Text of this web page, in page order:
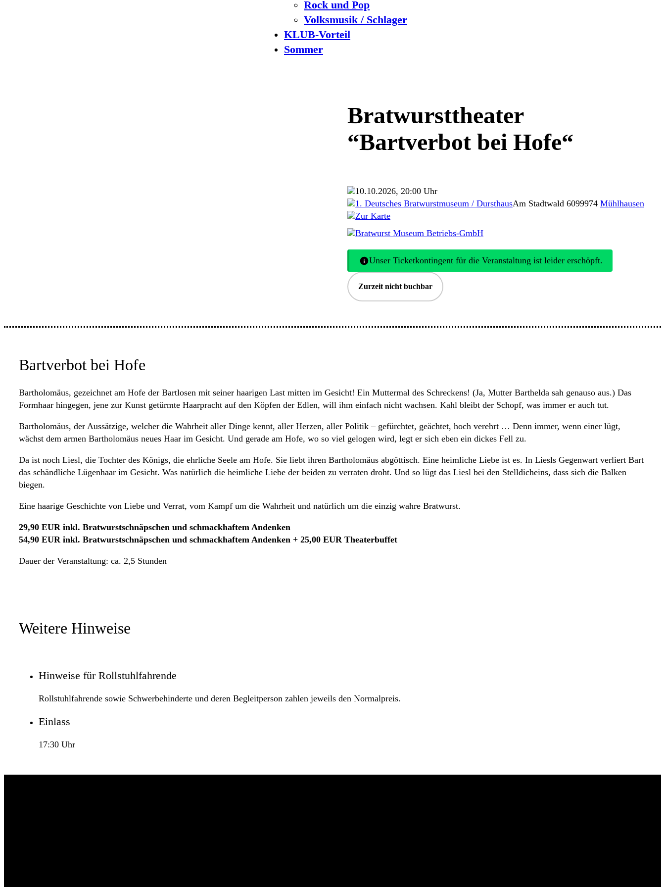
Rock und Pop
Volksmusik / Schlager
KLUB-Vorteil
Sommer
Bratwursttheater
“Bartverbot bei Hofe“
10.10.2026, 20:00 Uhr
1. Deutsches Bratwurstmuseum / DursthausAm Stadtwald 6099974 Mühlhausen
Zur Karte
Bratwurst Museum Betriebs-GmbH
Unser Ticketkontingent für die Veranstaltung ist leider erschöpft.
Zurzeit nicht buchbar
Bartverbot bei Hofe
Bartholomäus, gezeichnet am Hofe der Bartlosen mit seiner haarigen Last mitten im Gesicht! Ein Muttermal des Schreckens! (Ja, Mutter Barthelda sah genauso aus.) Das
Formhaar hingegen, jene zur Kunst getürmte Haarpracht auf den Köpfen der Edlen, will ihm einfach nicht wachsen. Kahl bleibt der Schopf, was immer er auch tut.
Bartholomäus, der Aussätzige, welcher die Wahrheit aller Dinge kennt, aller Herzen, aller Politik – gefürchtet, geächtet, hoch verehrt … Denn immer, wenn einer lügt,
wächst dem armen Bartholomäus neues Haar im Gesicht. Und gerade am Hofe, wo so viel gelogen wird, legt er sich eben ein dickes Fell zu.
Da ist noch Liesl, die Tochter des Königs, die ehrliche Seele am Hofe. Sie liebt ihren Bartholomäus abgöttisch. Eine heimliche Liebe ist es. In Liesls Gegenwart verliert Bart
das schändliche Lügenhaar im Gesicht. Was natürlich die heimliche Liebe der beiden zu verraten droht. Und so lügt das Liesl bei den Stelldicheins, dass sich die Balken
biegen.
Eine haarige Geschichte von Liebe und Verrat, vom Kampf um die Wahrheit und natürlich um die einzig wahre Bratwurst.
29,90 EUR inkl. Bratwurstschnäpschen und schmackhaftem Andenken
54,90 EUR inkl. Bratwurstschnäpschen und schmackhaftem Andenken + 25,00 EUR Theaterbuffet
Dauer der Veranstaltung: ca. 2,5 Stunden
Weitere Hinweise
Hinweise für Rollstuhlfahrende
Rollstuhlfahrende sowie Schwerbehinderte und deren Begleitperson zahlen jeweils den Normalpreis.
Einlass
17:30 Uhr